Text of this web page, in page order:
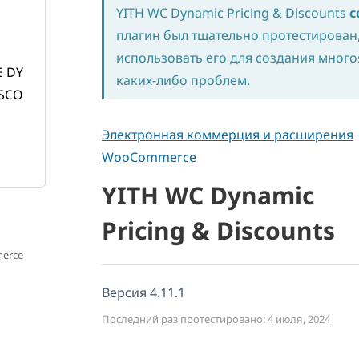
YITH WC Dynamic Pricing & Discounts
плагин был тщательно
использовать его для создания
каких-либо проблем.
Электронная коммерция и расширения
WooCommerce
YITH WC Dynamic
Pricing & Discounts
Версия 4.11.1
Последний раз протестировано: 4 июля, 2024